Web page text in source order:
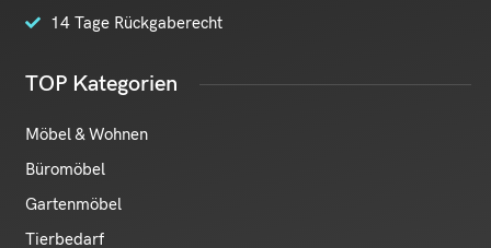
14 Tage Rückgaberecht
TOP Kategorien
Möbel & Wohnen
Büromöbel
Gartenmöbel
Tierbedarf